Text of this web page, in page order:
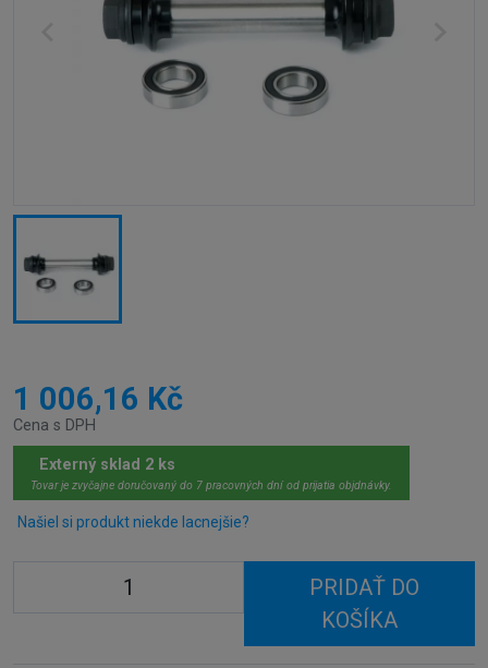
1 006,16 Kč
Cena s DPH
Externý sklad 2 ks
Tovar je zvyčajne doručovaný do 7 pracovných dní od prijatia objdnávky.
Našiel si produkt niekde lacnejšie?
PRIDAŤ DO
KOŠÍKA